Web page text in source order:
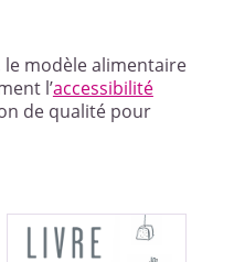
le modèle alimentaire
l’accessibilité
de qualité pour